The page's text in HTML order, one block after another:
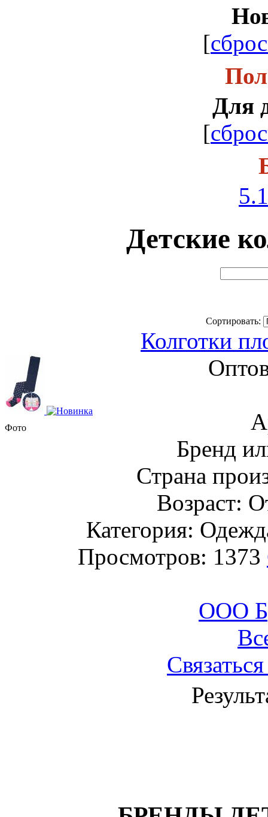
[
Для
[
Детские
Сортировать:
Колготки
Фото
Бренд
Страна
Возраст:
Категория:
Просмотров: 1373
ООО